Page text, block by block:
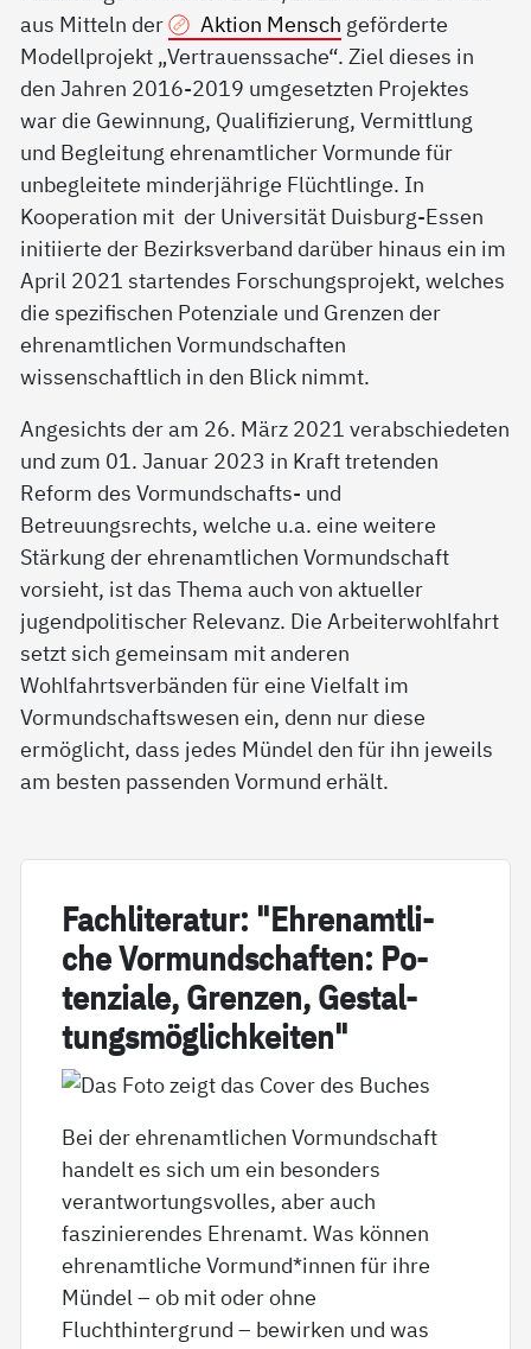
aus Mitteln der
Aktion Mensch geförderte
Modellprojekt „Vertrauenssache“. Ziel dieses in
den Jahren 2016-2019 umgesetzten Projektes
war die Gewinnung, Qualifizierung, Vermittlung
und Begleitung ehrenamtlicher Vormunde für
unbegleitete minderjährige Flüchtlinge. In
Kooperation mit der Universität Duisburg-Essen
initiierte der Bezirksverband darüber hinaus ein im
April 2021 startendes Forschungsprojekt, welches
die spezifischen Potenziale und Grenzen der
ehrenamtlichen Vormundschaften
wissenschaftlich in den Blick nimmt.
Angesichts der am 26. März 2021 verabschiedeten
und zum 01. Januar 2023 in Kraft tretenden
Reform des Vormundschafts- und
Betreuungsrechts, welche u.a. eine weitere
Stärkung der ehrenamtlichen Vormundschaft
vorsieht, ist das Thema auch von aktueller
jugendpolitischer Relevanz. Die Arbeiterwohlfahrt
setzt sich gemeinsam mit anderen
Wohlfahrtsverbänden für eine Vielfalt im
Vormundschaftswesen ein, denn nur diese
ermöglicht, dass jedes Mündel den für ihn jeweils
am besten passenden Vormund erhält.
Fach­li­te­ra­tur: "Eh­renamt­li­
che Vor­mund­schaf­ten: Po­
ten­zia­le, Gren­zen, Ge­stal­
tungs­mög­lich­kei­ten"
Bei der ehrenamtlichen Vormundschaft
handelt es sich um ein besonders
verantwortungsvolles, aber auch
faszinierendes Ehrenamt. Was können
ehrenamtliche Vormund*innen für ihre
Mündel – ob mit oder ohne
Fluchthintergrund – bewirken und was